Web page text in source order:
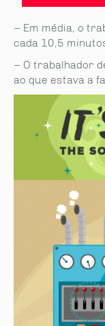
– Em média, o
cada 10,5
– O trabalhador
ao que estava a